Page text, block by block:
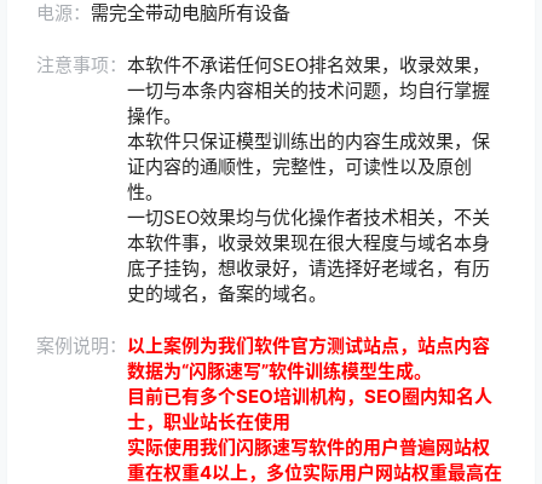
电源： 需完全带动电脑所有设备
注意事项： 本软件不承诺任何SEO排名效果，收录效果，
一切与本条内容相关的技术问题，均自行掌握
操作。
本软件只保证模型训练出的内容生成效果，保
证内容的通顺性，完整性，可读性以及原创
性。
一切SEO效果均与优化操作者技术相关，不关
本软件事，收录效果现在很大程度与域名本身
底子挂钩，想收录好，请选择好老域名，有历
史的域名，备案的域名。
案例说明： 以上案例为我们软件官方测试站点，站点内容
数据为“闪豚速写”软件训练模型生成。
目前已有多个SEO培训机构，SEO圈内知名人
士，职业站长在使用
实际使用我们闪豚速写软件的用户普遍网站权
重在权重4以上，多位实际用户网站权重最高在